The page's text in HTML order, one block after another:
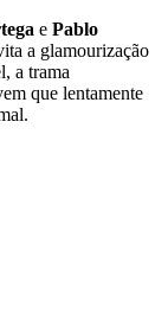
e Pablo
a glamourização
a trama
que lentamente